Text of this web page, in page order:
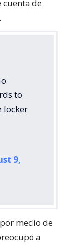
de
to
locker
9,
medio de
a